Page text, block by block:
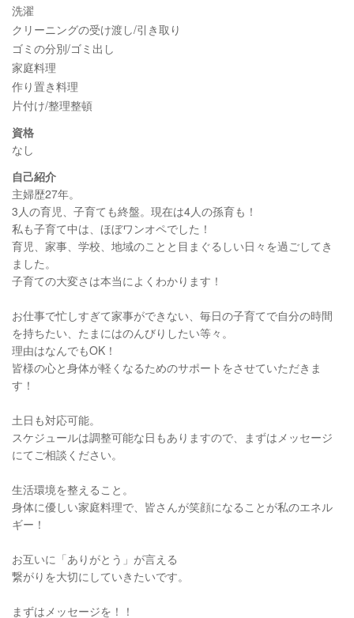
洗濯
クリーニングの受け渡し/引き取り
ゴミの分別/ゴミ出し
家庭料理
作り置き料理
片付け/整理整頓
資格
なし
自己紹介
主婦歴27年。
3人の育児、子育ても終盤。現在は4人の孫育も！
私も子育て中は、ほぼワンオペでした！
育児、家事、学校、地域のことと目まぐるしい日々を過ごしてき
ました。
子育ての大変さは本当によくわかります！
お仕事で忙しすぎて家事ができない、毎日の子育てで自分の時間
を持ちたい、たまにはのんびりしたい等々。
理由はなんでもOK！
皆様の心と身体が軽くなるためのサポートをさせていただきま
す！
土日も対応可能。
スケジュールは調整可能な日もありますので、まずはメッセージ
にてご相談ください。
生活環境を整えること。
身体に優しい家庭料理で、皆さんが笑顔になることが私のエネル
ギー！
お互いに「ありがとう」が言える
繋がりを大切にしていきたいです。
まずはメッセージを！！